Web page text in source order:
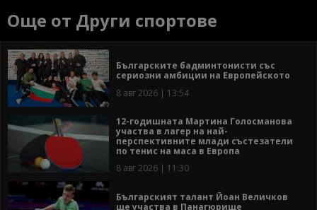
Още от Други спортове
Българските бадминтонисти със
сериозни амбиции на Европейското
8 авг 2026 | 13:54
12-годишната Мартина Голосманова
участва в лагер на най-
перспективните млади състезатели
по тенис на маса в Европа
8 авг 2026 | 11:30
Българският талант Йоан Величков
ще участва в Панагюрище